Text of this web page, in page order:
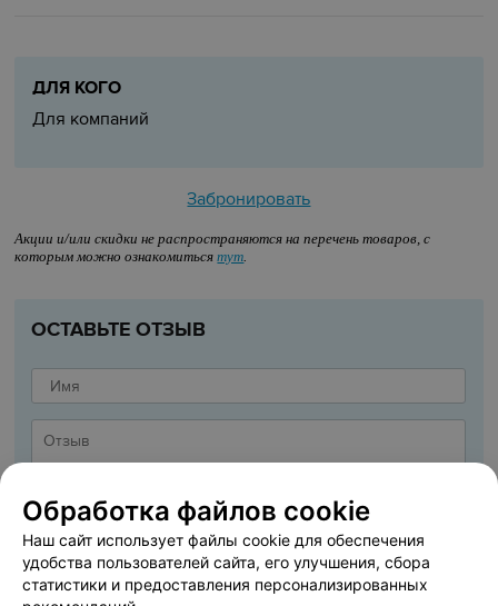
ДЛЯ КОГО
Для компаний
Забронировать
Акции и/или скидки не распространяются на перечень товаров, с
которым можно ознакомитьсятут.
ОСТАВЬТЕ ОТЗЫВ
Обработка файлов cookie
Наш сайт использует файлы cookie для обеспечения
удобства пользователей сайта, его улучшения, сбора
статистики и предоставления персонализированных